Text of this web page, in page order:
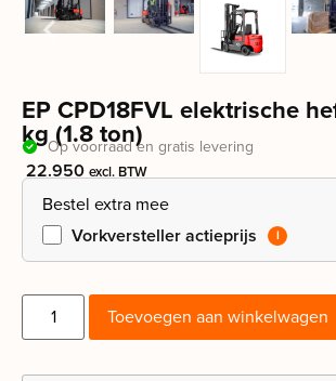
EP CPD18FVL elektrische
kg (1.8 ton)
Op voorraad en gratis levering
22.950 excl. BTW
Bestel extra mee
Vorkversteller actieprijs
Toevoegen aan winkelwagen